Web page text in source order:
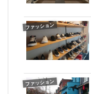
ファッション
ファッション